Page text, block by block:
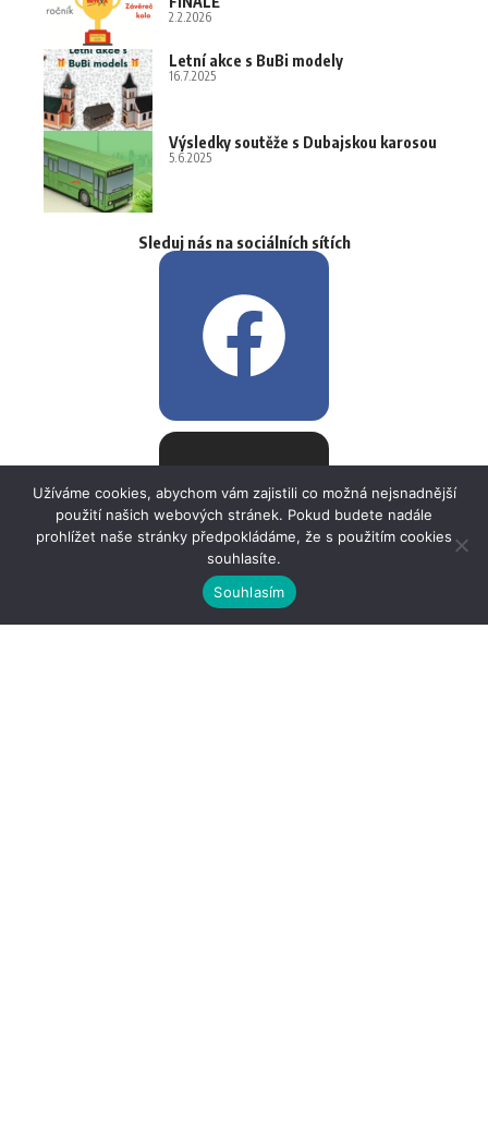
2.2.2026
Letní akce s BuBi modely
16.7.2025
Výsledky soutěže s Dubajskou karosou
5.6.2025
Sleduj nás na sociálních sítích
Užíváme cookies, abychom vám zajistili co možná nejsnadnější
použití našich webových stránek. Pokud budete nadále
prohlížet naše stránky předpokládáme, že s použitím cookies
souhlasíte.
Souhlasím